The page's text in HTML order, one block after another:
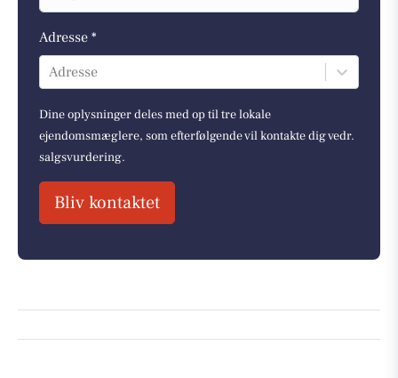
Adresse *
Adresse
Dine oplysninger deles med op til tre lokale
ejendomsmæglere, som efterfølgende vil kontakte dig vedr.
salgsvurdering.
Bliv kontaktet